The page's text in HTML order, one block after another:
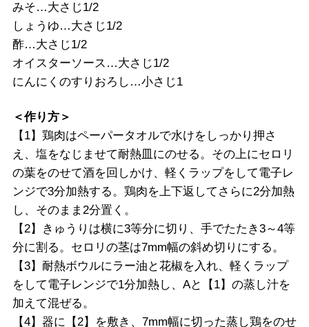
みそ…大さじ1/2
しょうゆ…大さじ1/2
酢…大さじ1/2
オイスターソース…大さじ1/2
にんにくのすりおろし…小さじ1
＜作り方＞
【1】鶏肉はペーパータオルで水けをしっかり押さ
え、塩をなじませて耐熱皿にのせる。その上にセロリ
の葉をのせて酒を回しかけ、軽くラップをして電子レ
ンジで3分加熱する。鶏肉を上下返してさらに2分加熱
し、そのまま2分置く。
【2】きゅうりは横に3等分に切り、手でたたき3～4等
分に割る。セロリの茎は7mm幅の斜め切りにする。
【3】耐熱ボウルにラー油と花椒を入れ、軽くラップ
をして電子レンジで1分加熱し、Aと【1】の蒸し汁を
加えて混ぜる。
【4】器に【2】を敷き、7mm幅に切った蒸し鶏をのせ